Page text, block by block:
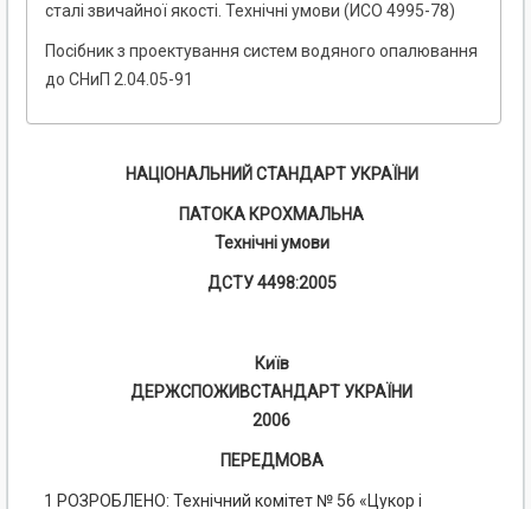
сталі звичайної якості. Технічні умови (ИСО 4995-78)
Посібник з проектування систем водяного опалювання
до СНиП 2.04.05-91
НАЦІОНАЛЬНИЙ СТАНДАРТ УКРАЇНИ
ПАТОКА КРОХМАЛЬНА
Технічні умови
ДСТУ 4498:2005
Київ
ДЕРЖСПОЖИВСТАНДАРТ УКРАЇНИ
2006
ПЕРЕДМОВА
1 РОЗРОБЛЕНО: Технічний комітет № 56 «Цукор і